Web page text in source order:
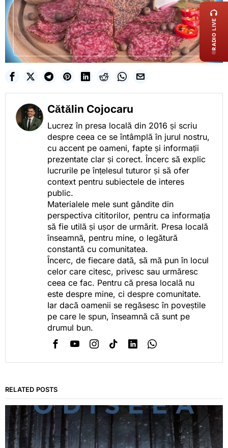
Cătălin Cojocaru
Lucrez în presa locală din 2016 și scriu
despre ceea ce se întâmplă în jurul nostru,
cu accent pe oameni, fapte și informații
prezentate clar și corect. Încerc să explic
lucrurile pe înțelesul tuturor și să ofer
context pentru subiectele de interes
public.
Materialele mele sunt gândite din
perspectiva cititorilor, pentru ca informația
să fie utilă și ușor de urmărit. Presa locală
înseamnă, pentru mine, o legătură
constantă cu comunitatea.
Încerc, de fiecare dată, să mă pun în locul
celor care citesc, privesc sau urmăresc
ceea ce fac. Pentru că presa locală nu
este despre mine, ci despre comunitate.
Iar dacă oamenii se regăsesc în poveștile
pe care le spun, înseamnă că sunt pe
drumul bun.
RELATED POSTS
RADIO LIVE